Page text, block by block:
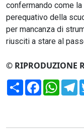
confermando come
perequativo della
per mancanza di
riusciti a stare al
© RIPRODUZIONE
CondividiFacebook